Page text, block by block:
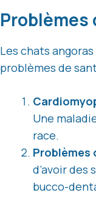
Les chats
problèmes de
Une
race.
Problèmes
d’avoir des
bucco-